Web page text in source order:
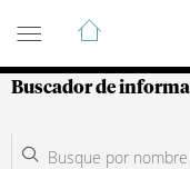
Guía de
Buscador de